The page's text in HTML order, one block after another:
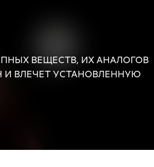
ВЕЩЕСТВ, ИХ АНАЛОГОВ
ВЛЕЧЕТ УСТАНОВЛЕННУЮ
осколки сердца, я начала новую
за другого. Огромный,
ему…